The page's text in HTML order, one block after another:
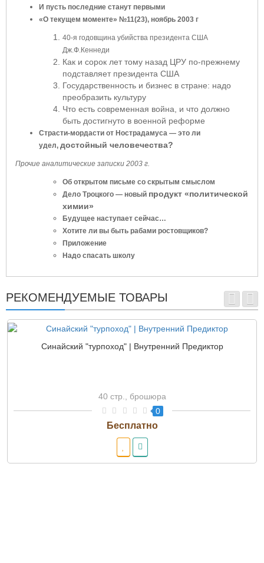
И пусть последние станут первыми
«О текущем моменте» №11(23), ноябрь 2003 г
40-я годовщина убийства президента США
Дж.Ф.Кеннеди
Как и сорок лет тому назад ЦРУ по-прежнему
подставляет президента США
Государственность и бизнес в стране: надо
преобразить культуру
Что есть современная война, и что должно
быть достигнуто в военной реформе
Страсти-мордасти от Нострадамуса — это ли
удел, достойный человечества?
Прочие аналитические записки 2003 г.
Об открытом письме со скрытым смыслом
Дело Троцкого — новый продукт «политической
химии»
Будущее наступает сейчас…
Хотите ли вы быть рабами ростовщиков?
Приложение
Надо спасать школу
РЕКОМЕНДУЕМЫЕ ТОВАРЫ
Синайский "турпоход" | Внутренний Предиктор
40 стр., брошюра
0